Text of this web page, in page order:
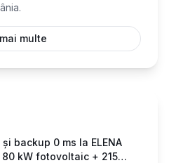
multe
backup 0 ms la ELENA
kW fotovoltaic + 215